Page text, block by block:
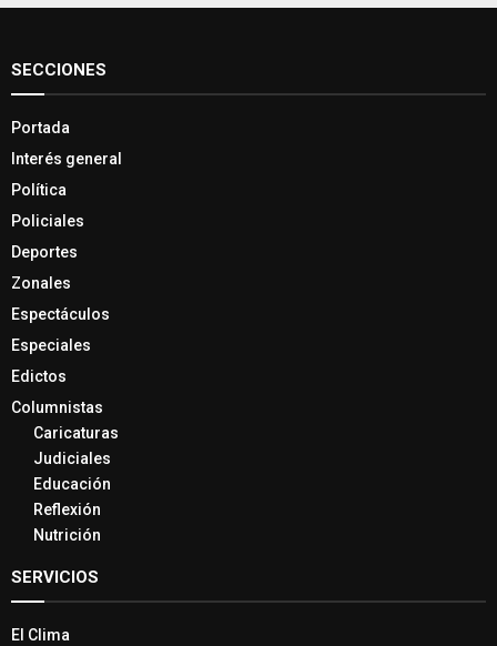
SECCIONES
Portada
Interés general
Política
Policiales
Deportes
Zonales
Espectáculos
Especiales
Edictos
Columnistas
Caricaturas
Judiciales
Educación
Reflexión
Nutrición
SERVICIOS
El Clima